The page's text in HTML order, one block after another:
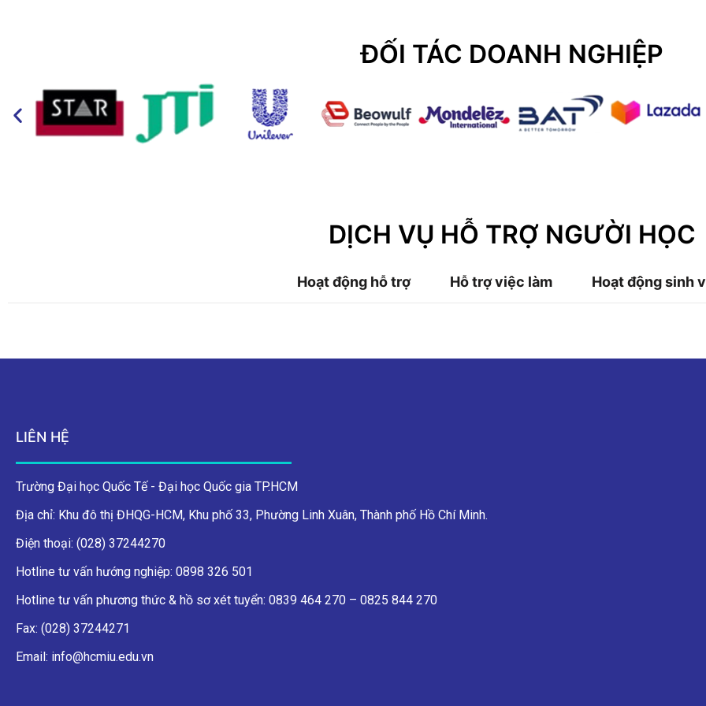
ĐỐI TÁC DOANH NGHIỆP
DỊCH VỤ HỖ TRỢ NGƯỜI HỌC
Hoạt động hỗ trợ Hỗ trợ việc làm Hoạt động sinh
LIÊN HỆ
Trường Đại học Quốc Tế - Đại học Quốc gia TP.HCM
Địa chỉ: Khu đô thị ĐHQG-HCM, Khu phố 33, Phường Linh Xuân, Thành phố Hồ Chí Minh.
Điện thoại: (028) 37244270
Hotline tư vấn hướng nghiệp: 0898 326 501
Hotline tư vấn phương thức & hồ sơ xét tuyển: 0839 464 270 – 0825 844 270
Fax: (028) 37244271
Email: info@hcmiu.edu.vn